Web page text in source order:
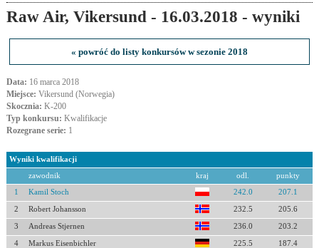
Raw Air, Vikersund - 16.03.2018 - wyniki
« powróć do listy konkursów w sezonie 2018
Data: 16 marca 2018
Miejsce: Vikersund (Norwegia)
Skocznia: K-200
Typ konkursu: Kwalifikacje
Rozegrane serie: 1
Wyniki kwalifikacji
zawodnik kraj odl. punkty
1 Kamil Stoch 242.0 207.1
2 Robert Johansson 232.5 205.6
3 Andreas Stjernen 236.0 203.2
4 Markus Eisenbichler 225.5 187.4